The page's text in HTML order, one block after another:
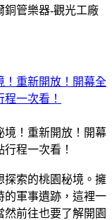
銅管樂器-觀光工廠
！重新開放！開幕全
一次看！
探索的桃園秘境。擁
的軍事遺跡，這裡一
前往也要了解開園